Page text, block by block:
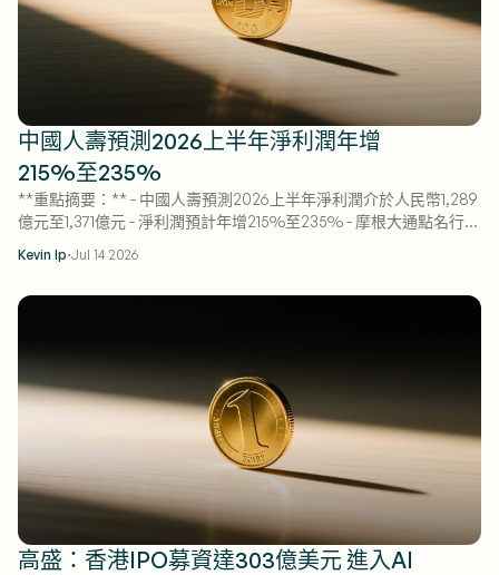
中國人壽預測2026上半年淨利潤年增
215%至235%
**重點摘要：** - 中國人壽預測2026上半年淨利潤介於人民幣1,289
億元至1,371億元 - 淨利潤預計年增215%至235% - 摩根大通點名行業
Kevin Ip·Jul 14 2026
高盛：香港IPO募資達303億美元 進入AI